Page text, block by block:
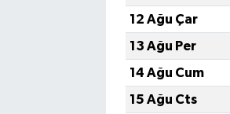
12 Ağu Çar
13 Ağu Per
14 Ağu Cum
15 Ağu Cts